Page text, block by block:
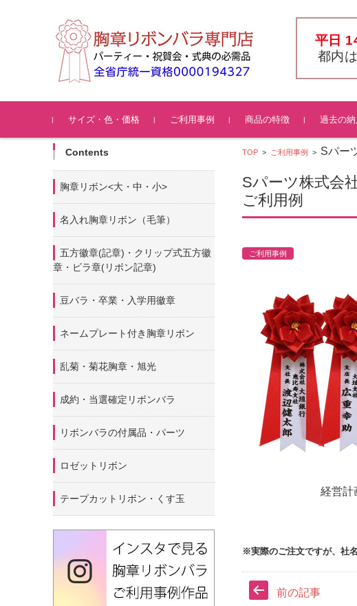
平日
都内は
コンテンツに移動
サイズ・色・価格 ご利用事例 商品の特徴 過去の
TOP > ご利用事例 > Sパー
Sパーツ株式会
ご利用例
ご利用事例
経営計
※実際のご注文ですが、社
前の記事
Contents
胸章リボン<大・中・小>
名入れ胸章リボン（毛筆）
五方徽章(記章)・ クリップ式五方徽
章・ビラ章(リボン記章)
豆バラ・卒業・入学用徽章
ネームプレート付き胸章リボン
乱菊・菊花胸章・旭光
成約・当選確定リボンバラ
リボンバラの付属品・パーツ
ロゼットリボン
テープカットリボン・くす玉